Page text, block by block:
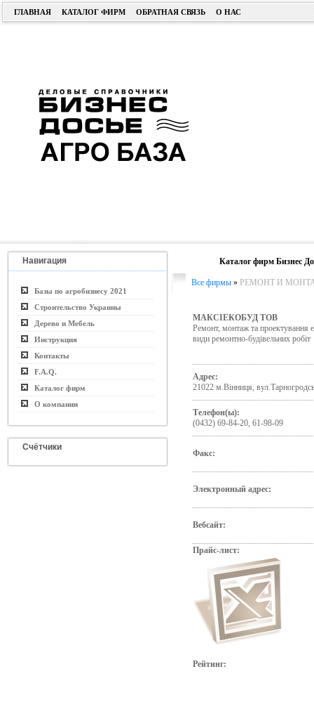
ГЛАВНАЯ КАТАЛОГ ФИРМ ОБРАТНАЯ СВЯЗЬ О НАС
Навигация
Базы по агробизнесу 2021
Строительство Украины
Дерево и Мебель
Инструкция
Контакты
F.A.Q.
Каталог фирм
О компании
Счётчики
Каталог фирм Бизнес
Все фирмы » РЕМОНТ И
МАКСІЕКОБУД ТОВ
Ремонт, монтаж та проектування
види ремонтно-будівельних робіт
Адрес:
21022 м.Вінниця,
Телефон(ы):
(0432) 69-84-20, 61-98-09
Факс:
Электронный адрес:
Вебсайт:
Прайс-лист:
Рейтинг: